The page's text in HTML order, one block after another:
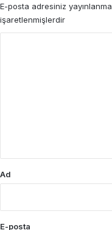
E-posta adresiniz
işaretlenmişlerdir
Ad
E-posta